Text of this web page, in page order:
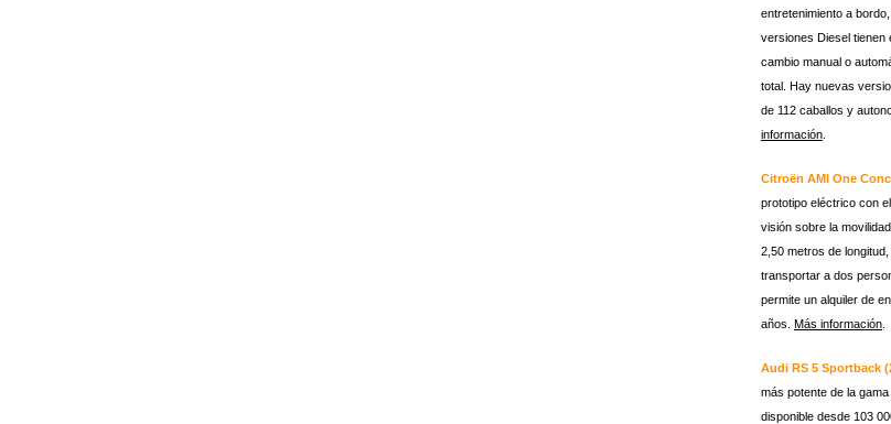
entretenimiento a
versiones Diesel tienen
cambio manual o
total. Hay nuevas
de 112 caballos y
información
Citroën AMI One
prototipo eléctrico con
visión sobre la
2,50 metros de
transportar a dos
permite un alquiler de
años. Más información
Audi RS 5 Sportback
más potente de la
disponible desde 103